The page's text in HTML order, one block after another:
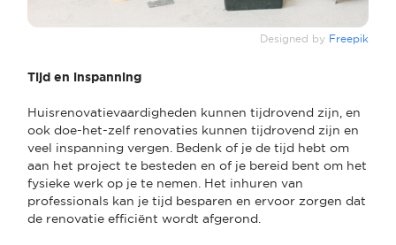
Designed by Freepik
Tijd en inspanning
Huisrenovatievaardigheden kunnen tijdrovend zijn, en
ook doe-het-zelf renovaties kunnen tijdrovend zijn en
veel inspanning vergen. Bedenk of je de tijd hebt om
aan het project te besteden en of je bereid bent om het
fysieke werk op je te nemen. Het inhuren van
professionals kan je tijd besparen en ervoor zorgen dat
de renovatie efficiënt wordt afgerond.